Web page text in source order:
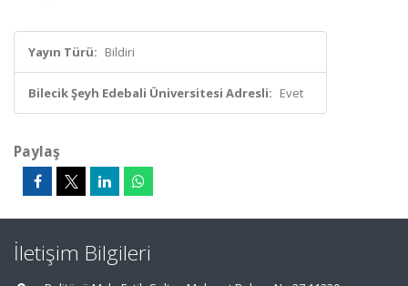
Yayın Türü: Bildiri
Bilecik Şeyh Edebali Üniversitesi Adresli: Evet
Paylaş
İletişim Bilgileri